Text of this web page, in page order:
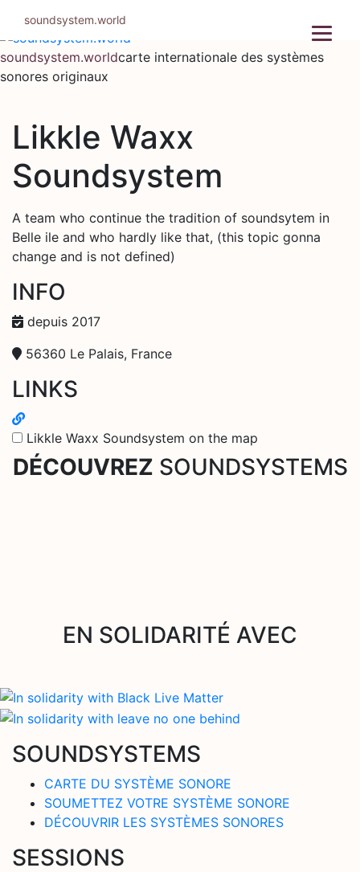
contenu
soundsystem.worldcarte internationale des systèmes
sonores originaux
Likkle Waxx
Soundsystem
A team who continue the tradition of soundsytem in
Belle ile and who hardly like that, (this topic gonna
change and is not defined)
INFO
depuis 2017
56360 Le Palais, France
LINKS
Likkle Waxx Soundsystem on the map
DÉCOUVREZ SOUNDSYSTEMS
EN SOLIDARITÉ AVEC
SOUNDSYSTEMS
CARTE DU SYSTÈME SONORE
SOUMETTEZ VOTRE SYSTÈME SONORE
DÉCOUVRIR LES SYSTÈMES SONORES
SESSIONS
soundsystem.world